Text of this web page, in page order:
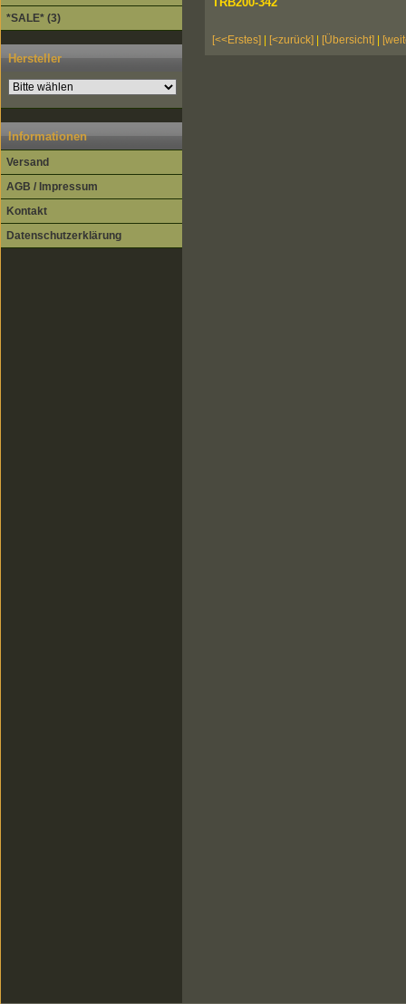
*SALE* (3)
Hersteller
Informationen
Versand
AGB / Impressum
Kontakt
Datenschutzerklärung
[<<Erstes] [<zurück] [Übersicht]